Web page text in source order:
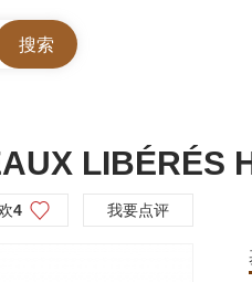
LIBÉRÉS
4 我要点评